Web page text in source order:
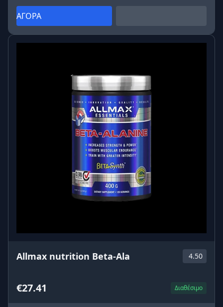
ΑΓΟΡΑ
Allmax nutrition Beta-Ala 4.50
€27.41 Διαθέσιμο